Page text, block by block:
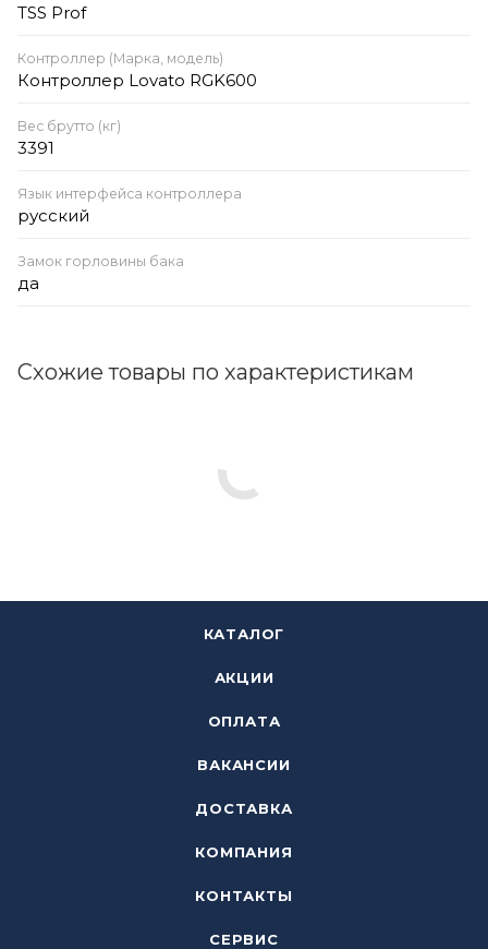
TSS Prof
Контроллер (Марка, модель)
Контроллер Lovato RGK600
Вес брутто (кг)
3391
Язык интерфейса контроллера
русский
Замок горловины бака
да
Схожие товары по характеристикам
КАТАЛОГ
АКЦИИ
ОПЛАТА
ВАКАНСИИ
ДОСТАВКА
КОМПАНИЯ
КОНТАКТЫ
СЕРВИС